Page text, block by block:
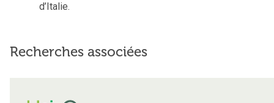
d’Italie.
Recherches associées